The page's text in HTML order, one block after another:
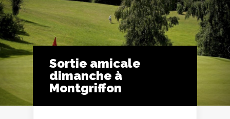
Sortie amicale
dimanche à
Montgriffon